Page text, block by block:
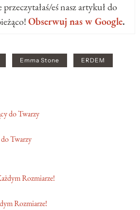
eś nasz artykuł do
Obserwuj nas w Google.
Emma Stone ERDEM
Twarzy
Rozmiarze!